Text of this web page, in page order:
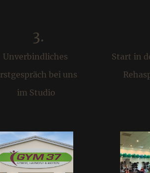
3.
Unverbindliches
bei uns
im Studio
Start in